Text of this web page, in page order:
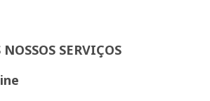
NOSSOS SERVIÇOS